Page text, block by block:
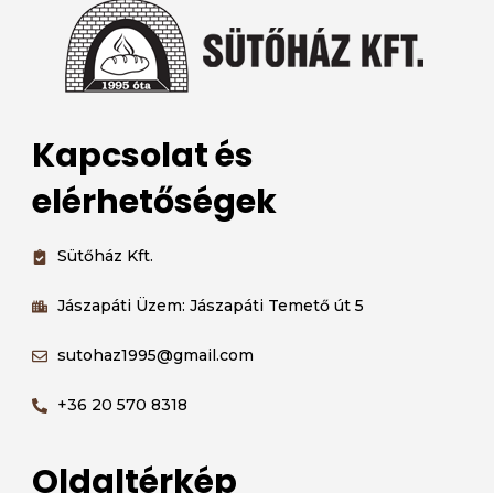
Kapcsolat és
elérhetőségek
Sütőház Kft.
Jászapáti Üzem: Jászapáti Temető út 5
sutohaz1995@gmail.com
+36 20 570 8318
Oldaltérkép